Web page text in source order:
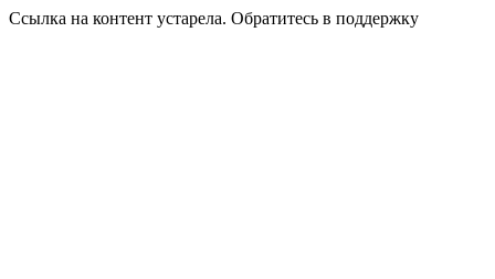
Ссылка на контент устарела. Обратитесь в поддержку